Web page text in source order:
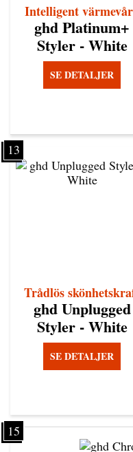
Intelligent
ghd Platinum+
Styler - White
SE DETALJER
13
Trådlös
ghd Unplugged
Styler - White
SE DETALJER
15